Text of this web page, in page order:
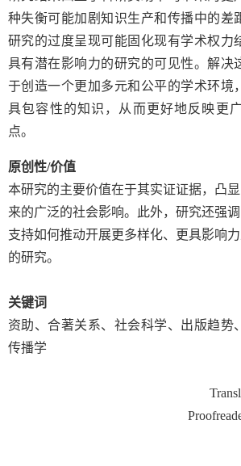
种失衡可能加剧知识生产和传播中的差
研究的过度呈现可能固化现有学术权力
具有潜在影响力的研究的可见性。解决
于创造一个更加多元和公平的学术环境
具包容性的知识，从而更好地反映更
点。
原创性/价值
本研究的主要价值在于其实证证据，凸
来的广泛的社会影响。此外，研究还强
支持如何推动开展更多样化、更具影响
的研究。
关键词
资助、合著关系、社会科学、出版趋势
传播学